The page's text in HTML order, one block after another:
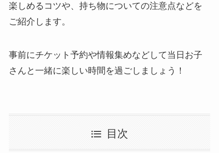
楽しめるコツや、持ち物についての注意点などを
ご紹介します。
事前にチケット予約や情報集めなどして当日お子
さんと一緒に楽しい時間を過ごしましょう！
目次